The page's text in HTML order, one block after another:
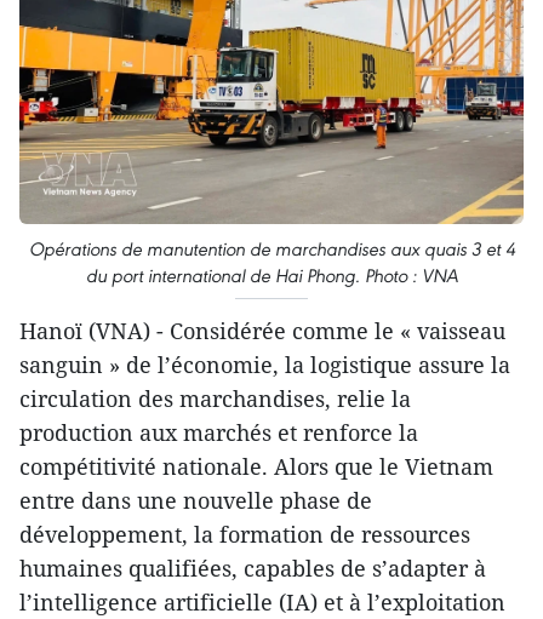
Opérations de manutention de marchandises aux quais 3 et 4
du port international de Hai Phong. Photo : VNA
Hanoï (VNA) - Considérée comme le « vaisseau
sanguin » de l’économie, la logistique assure la
circulation des marchandises, relie la
production aux marchés et renforce la
compétitivité nationale. Alors que le Vietnam
entre dans une nouvelle phase de
développement, la formation de ressources
humaines qualifiées, capables de s’adapter à
l’intelligence artificielle (IA) et à l’exploitation